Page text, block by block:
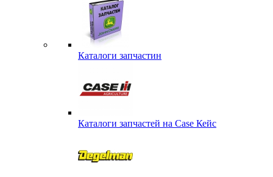
Каталоги запчастин
Каталоги запчастей на Case Кейс